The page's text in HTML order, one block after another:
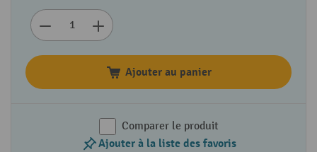
Ajouter au panier
Comparer le produit
Ajouter à la liste des favoris